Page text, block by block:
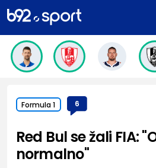
Formula 1 6
Red Bul se žali FIA:
normalno"